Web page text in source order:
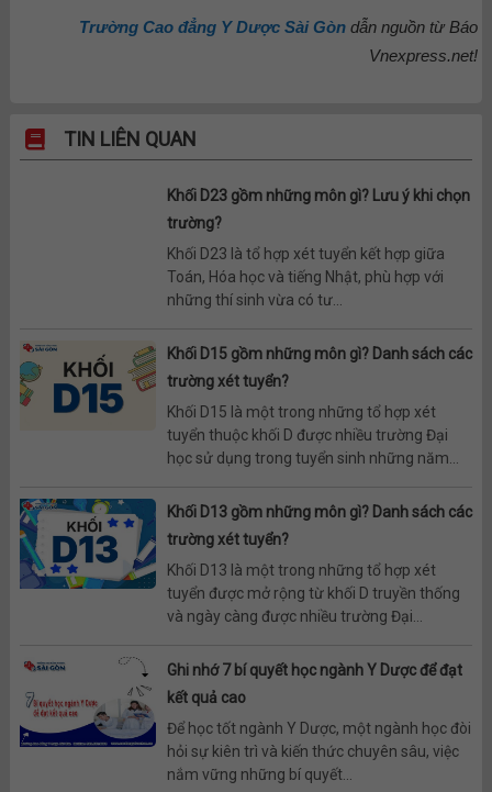
Trường Cao đẳng Y Dược Sài Gòndẫn nguồn từ Báo
Vnexpress.net!
TIN LIÊN QUAN
Khối D23 gồm những môn gì? Lưu ý khi chọn
trường?
Khối D23 là tổ hợp xét tuyển kết hợp giữa
Toán, Hóa học và tiếng Nhật, phù hợp với
những thí sinh vừa có tư...
Khối D15 gồm những môn gì? Danh sách các
trường xét tuyển?
Khối D15 là một trong những tổ hợp xét
tuyển thuộc khối D được nhiều trường Đại
học sử dụng trong tuyển sinh những năm...
Khối D13 gồm những môn gì? Danh sách các
trường xét tuyển?
Khối D13 là một trong những tổ hợp xét
tuyển được mở rộng từ khối D truyền thống
và ngày càng được nhiều trường Đại...
Ghi nhớ 7 bí quyết học ngành Y Dược để đạt
kết quả cao
Để học tốt ngành Y Dược, một ngành học đòi
hỏi sự kiên trì và kiến thức chuyên sâu, việc
nắm vững những bí quyết...